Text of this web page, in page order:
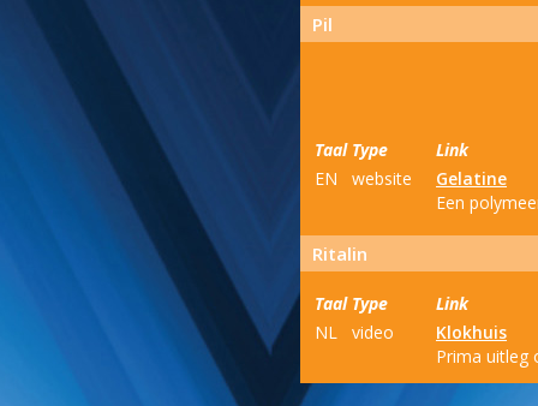
Pil
Taal Type
Link
EN
website
Gelatine
Een
Ritalin
Taal Type
Link
NL
video
Klokhuis
Prima uitleg